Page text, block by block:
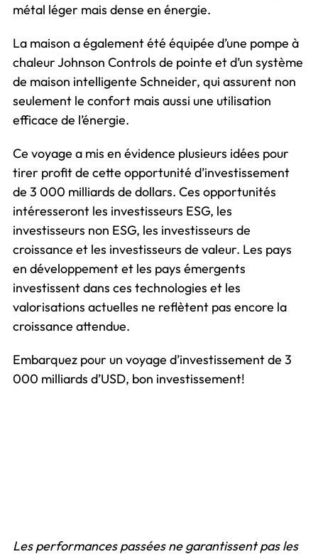
métal léger mais dense en énergie.
La maison a également été équipée d’une pompe à
chaleur Johnson Controls de pointe et d’un système
de maison intelligente Schneider, qui assurent non
seulement le confort mais aussi une utilisation
efficace de l’énergie.
Ce voyage a mis en évidence plusieurs idées pour
tirer profit de cette opportunité d’investissement
de 3 000 milliards de dollars. Ces opportunités
intéresseront les investisseurs ESG, les
investisseurs non ESG, les investisseurs de
croissance et les investisseurs de valeur. Les pays
en développement et les pays émergents
investissent dans ces technologies et les
valorisations actuelles ne reflètent pas encore la
croissance attendue.
Embarquez pour un voyage d’investissement de 3
000 milliards d’USD, bon investissement!
Les performances passées ne garantissent pas les